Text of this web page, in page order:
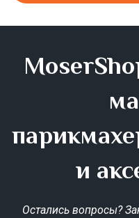
и
Остались вопросы?